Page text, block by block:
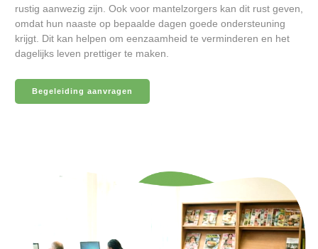
rustig aanwezig zijn. Ook voor mantelzorgers kan dit rust geven,
omdat hun naaste op bepaalde dagen goede ondersteuning
krijgt. Dit kan helpen om eenzaamheid te verminderen en het
dagelijks leven prettiger te maken.
Begeleiding aanvragen